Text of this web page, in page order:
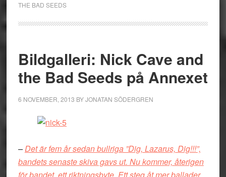
THE BAD SEEDS
Bildgalleri: Nick Cave and
the Bad Seeds på Annexet
6 NOVEMBER, 2013 BYJONATAN SÖDERGREN
–Det är fem år sedan bullriga ”Dig, Lazarus, Dig!!!”,
bandets senaste skiva gavs ut. Nu kommer, återigen